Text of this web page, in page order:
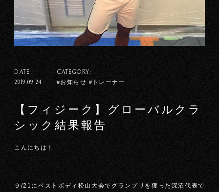
DATE:
2019.09.24
CATEGORY:
#お知らせ #トレーナー
【フィジーク】グローバルクラ
シック結果報告
こんにちは！
９/21にベストボディ松山大会でグランプリを獲った深沼代表で